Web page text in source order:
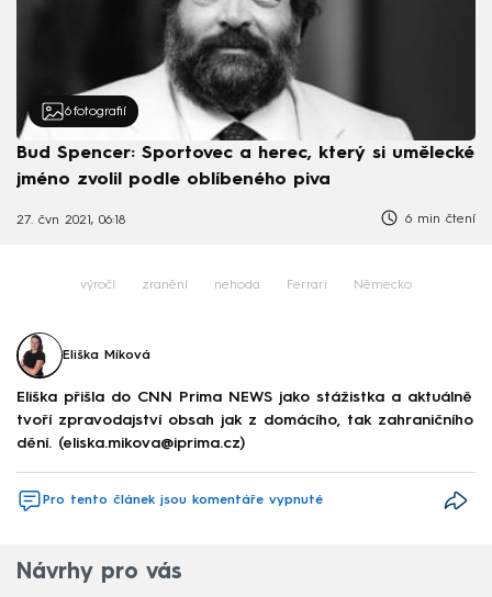
6 fotografií
Bud Spencer: Sportovec a herec, který si umělecké
jméno zvolil podle oblíbeného piva
27. čvn 2021, 06:18 6 min čtení
výročí zranění nehoda Ferrari Německo
Eliška Míková
Eliška přišla do CNN Prima NEWS jako stážistka a aktuálně
tvoří zpravodajství obsah jak z domácího, tak zahraničního
dění. (eliska.mikova@iprima.cz)
Pro tento článek jsou komentáře vypnuté
Návrhy pro vás